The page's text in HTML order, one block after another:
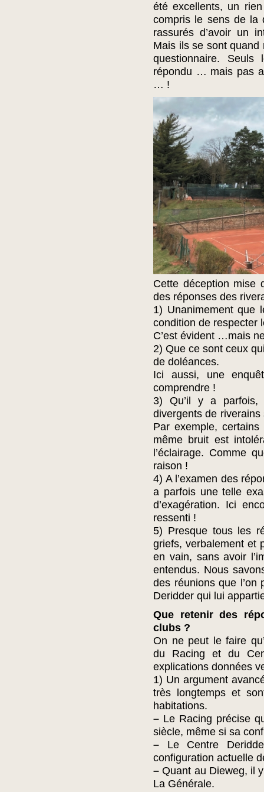
été excellents, un
compris le sens de la
rassurés d’avoir un
Mais ils se sont
questionnaire.
répondu … mais pas
… !
Cette déception mise
des réponses des
1) Unanimement
condition de respecter
C’est évident …mais
2) Que ce sont ceux
de doléances.
Ici aussi, une
comprendre !
3) Qu’il y a parfois,
divergents de
Par exemple,
même bruit est
l’éclairage. Comme
raison !
4) A l’examen des
a parfois une telle
d’exagération. Ici
ressenti !
5) Presque tous les
griefs, verbalement et
en vain, sans avoir
entendus. Nous
des réunions que
Deridder qui lui
Que retenir des
clubs ?
On ne peut le faire
du Racing et du
explications données
1) Un argument
très longtemps et
habitations.
– Le Racing précise
siècle, même si sa
– Le Centre
configuration actuelle
– Quant au Dieweg, il
La Générale.